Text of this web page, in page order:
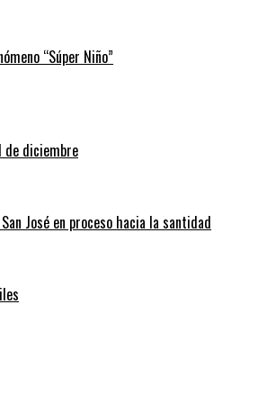
“Súper Niño”
de diciembre
José en proceso hacia la santidad